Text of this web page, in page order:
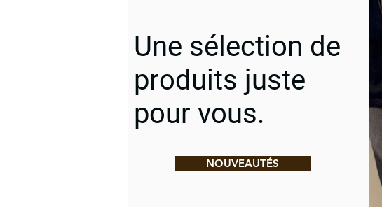
Une sélection de
produits juste
pour vous.
NOUVEAUTÉS